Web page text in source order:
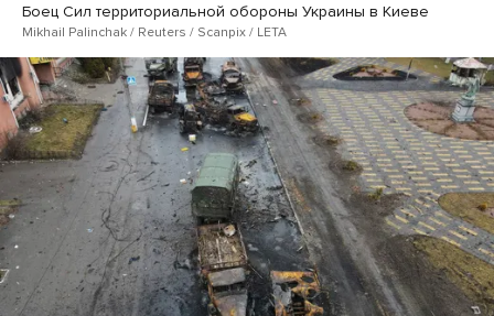
Боец Сил территориальной обороны Украины в Киеве
Mikhail Palinchak / Reuters / Scanpix / LETA